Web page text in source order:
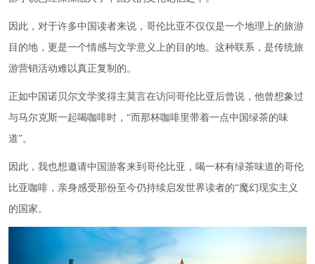
因此，对于许多中国读者来说，哥伦比亚不仅仅是一个地理上的旅游
目的地，更是一个情感与文学意义上的目的地。这种联系，是传统旅
游营销活动难以真正复制的。
正如中国诺贝尔文学奖得主莫言在访问哥伦比亚后曾说，他曾想象过
与马尔克斯一起喝咖啡时，“而那杯咖啡里带着一点中国绿茶的味
道”。
因此，我也想邀请中国游客来到哥伦比亚，喝一杯有绿茶味道的哥伦
比亚咖啡，亲身感受那份至今仍持续启发世界读者的“魔幻现实主义
的国家。